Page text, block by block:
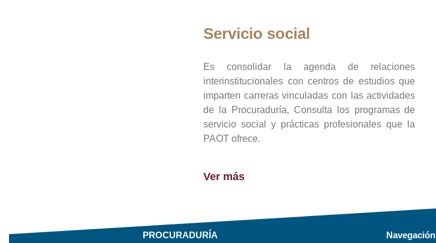
Servicio social
Es consolidar la agenda de relaciones
interinstitucionales con centros de estudios que
imparten carreras vinculadas con las actividades
de la Procuraduría, Consulta los programas de
servicio social y prácticas profesionales que la
PAOT ofrece.
Ver más
PROCURADURÍA Navegación